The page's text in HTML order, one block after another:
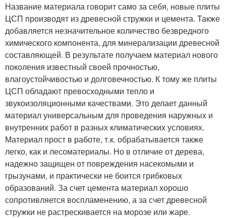
Название материала говорит само за себя, новые плиты
ЦСП производят из древесной стружки и цемента. Также
добавляется незначительное количество безвредного
химического компонента, для минерализации древесной
составляющей. В результате получаем материал нового
поколения известный своей прочностью,
влагоустойчивостью и долговечностью. К тому же плиты
ЦСП обладают превосходными тепло и
звукоизоляционными качествами. Это делает данный
материал универсальным для проведения наружных и
внутренних работ в разных климатических условиях.
Материал прост в работе, т.к. обрабатывается также
легко, как и лесоматериалы. Но в отличие от дерева,
надежно защищен от повреждения насекомыми и
грызунами, и практически не боится грибковых
образований. За счет цемента материал хорошо
сопротивляется воспламенению, а за счет древесной
стружки не растрескивается на морозе или жаре.